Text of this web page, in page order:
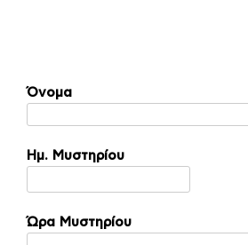
Όνομα
Ημ. Μυστηρίου
Ώρα Μυστηρίου